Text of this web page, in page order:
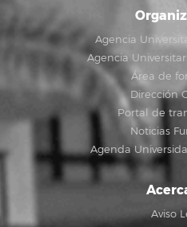
Agencia
Agencia
Área de
Dirección
Portal de
Noticias
Agenda
Aviso